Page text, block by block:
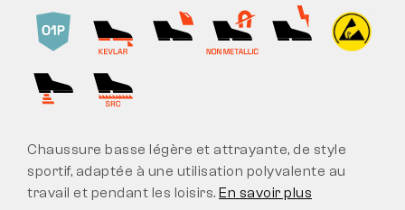
Chaussure basse légère et attrayante, de style
sportif, adaptée à une utilisation polyvalente au
travail et pendant les loisirs. En savoir plus